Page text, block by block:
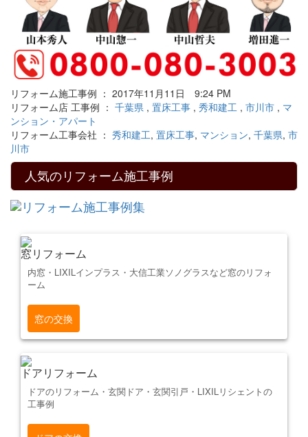
リフォーム施工事例 ： 2017年11月11日 9:24 PM
リフォーム店 工事例 ： 千葉県 , 置床工事 , 秀和建工 , 市川市 , マ
ンション・アパート
リフォーム工事会社 ： 秀和建工, 置床工事, マンション, 千葉県, 市
川市
人気のリフォーム施工事例
窓リフォーム
内窓・LIXILインプラス・大信工業ソノグラスなど窓のリフォ
ーム
窓の交換
ドアリフォーム
ドアのリフォーム・玄関ドア・玄関引戸・LIXILリシェントの
工事例